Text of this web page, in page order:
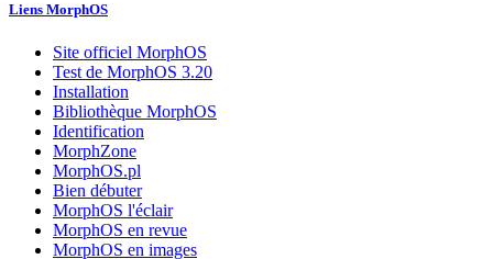
Liens MorphOS
Site officiel MorphOS
Test de MorphOS 3.20
Installation
Bibliothèque MorphOS
Identification
MorphZone
MorphOS.pl
Bien débuter
MorphOS l'éclair
MorphOS en revue
MorphOS en images